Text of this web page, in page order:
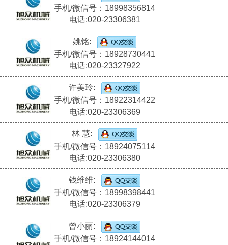
手机/微信号：18998356814
电话:020-23306381
姚铭:
手机/微信号：18928730441
电话:020-23327922
许美玲:
手机/微信号：18922314422
电话:020-23306369
林 慧:
手机/微信号：18924075114
电话:020-23306380
钱维维:
手机/微信号：18998398441
电话:020-23306379
曾小丽:
手机/微信号：18924144014